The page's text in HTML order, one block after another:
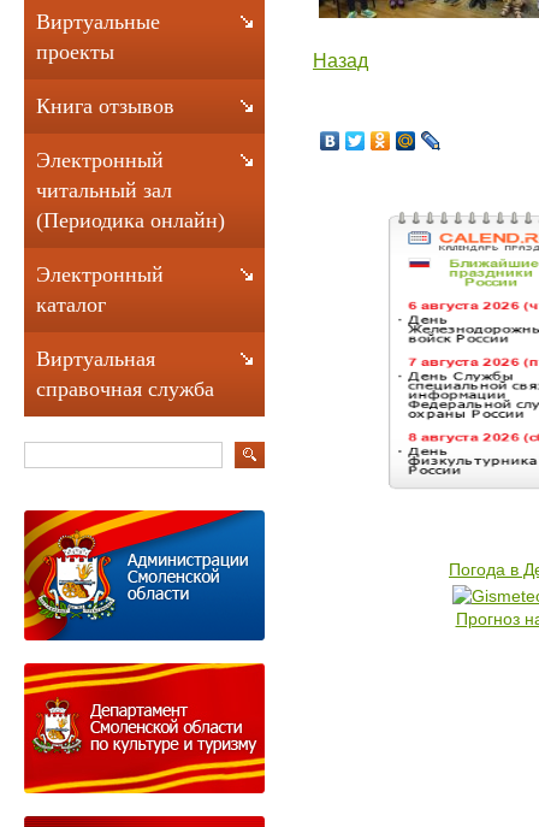
Назад
Погода в
Прогноз
Виртуальные
проекты
Книга отзывов
Электронный
читальный зал
(Периодика онлайн)
Электронный
каталог
Виртуальная
справочная служба